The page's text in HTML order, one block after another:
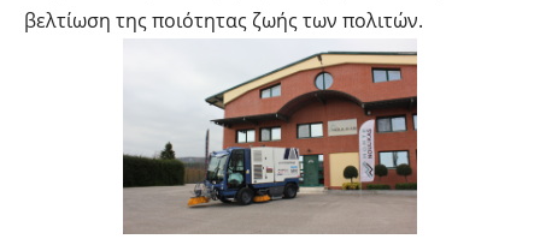
βελτίωση της ποιότητας ζωής των πολιτών.